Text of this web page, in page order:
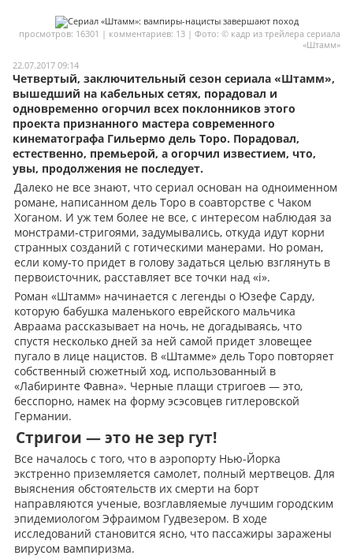
Мои материалы
Моя личная афиша
Перечитать
просмотров: 16301 | комментариев: 13 | Фото: © кадр из трейлера сериала
«Штамм»
22.07.2017 09:14
Четвертый, заключительный сезон сериала «Штамм»,
вышедший на кабельных сетях, порадовал и
одновременно огорчил всех поклонников этого
проекта признанного мастера современного
кинематографа Гильермо дель Торо. Порадовал,
естественно, премьерой, а огорчил известием, что,
увы, продолжения не последует.
Далеко не все знают, что сериал основан на одноименном
романе, написанном дель Торо в соавторстве с Чаком
Хоганом. И уж тем более не все, с интересом наблюдая за
монстрами-стригоями, задумывались, откуда идут корни
странных созданий с готическими манерами. Но роман,
если кому-то придет в голову задаться целью взглянуть в
первоисточник, расставляет все точки над «i».
Роман «Штамм» начинается с легенды о Юзефе Сарду,
которую бабушка маленького еврейского мальчика
Авраама рассказывает на ночь, не догадываясь, что
спустя несколько дней за ней самой придет зловещее
пугало в лице нацистов. В «Штамме» дель Торо повторяет
собственный сюжетный ход, использованный в
«Лабиринте Фавна». Черные плащи стригоев — это,
бесспорно, намек на форму эсэсовцев гитлеровской
Германии.
Стригои — это не зер гут!
Все началось с того, что в аэропорту Нью-Йорка
экстренно приземляется самолет, полный мертвецов. Для
выяснения обстоятельств их смерти на борт
направляются ученые, возглавляемые лучшим городским
эпидемиологом Эфраимом Гудвезером. В ходе
исследований становится ясно, что пассажиры заражены
вирусом вампиризма.